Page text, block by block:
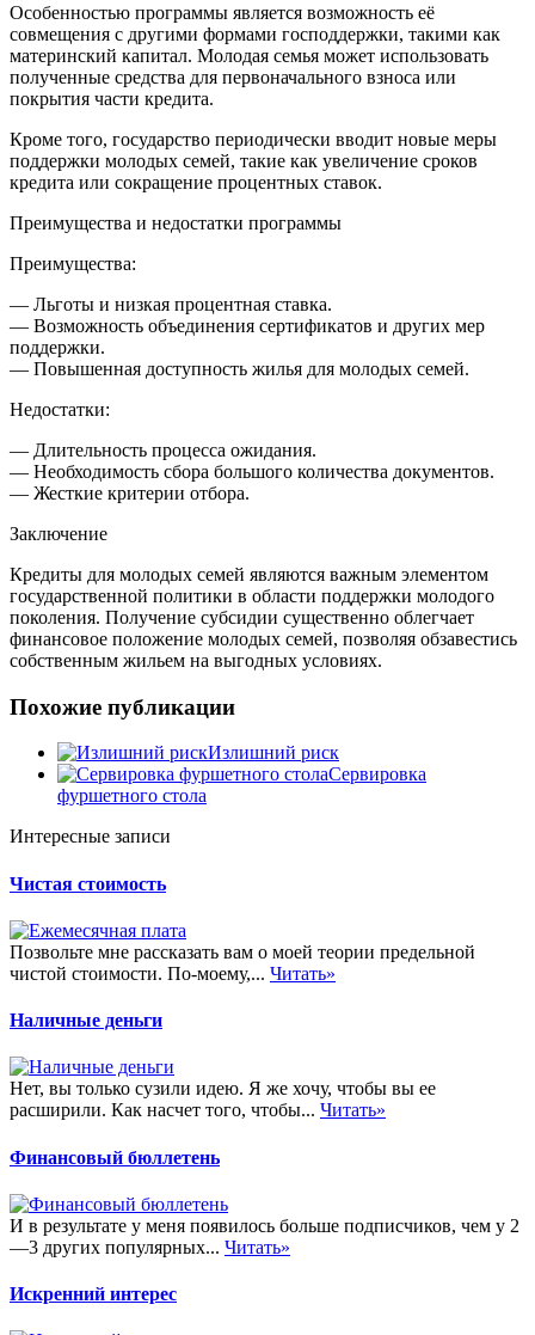
Особенностью программы является возможность её
совмещения с другими формами господдержки, такими как
материнский капитал. Молодая семья может использовать
полученные средства для первоначального взноса или
покрытия части кредита.
Кроме того, государство периодически вводит новые меры
поддержки молодых семей, такие как увеличение сроков
кредита или сокращение процентных ставок.
Преимущества и недостатки программы
Преимущества:
— Льготы и низкая процентная ставка.
— Возможность объединения сертификатов и других мер
поддержки.
— Повышенная доступность жилья для молодых семей.
Недостатки:
— Длительность процесса ожидания.
— Необходимость сбора большого количества документов.
— Жесткие критерии отбора.
Заключение
Кредиты для молодых семей являются важным элементом
государственной политики в области поддержки молодого
поколения. Получение субсидии существенно облегчает
финансовое положение молодых семей, позволяя обзавестись
собственным жильем на выгодных условиях.
Похожие публикации
Излишний риск
Сервировка
фуршетного стола
Интересные записи
Чистая стоимость
Позвольте мне рассказать вам о моей теории предельной
чистой стоимости. По-моему,... Читать»
Наличные деньги
Нет, вы только сузили идею. Я же хочу, чтобы вы ее
расширили. Как насчет того, чтобы... Читать»
Финансовый бюллетень
И в результате у меня появилось больше подписчиков, чем у 2
—3 других популярных... Читать»
Искренний интерес